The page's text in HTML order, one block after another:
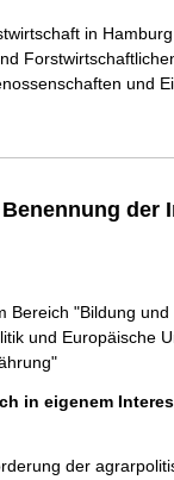
in Hamburg
und
der
"Bildung
und Europäische
in eigenem
der